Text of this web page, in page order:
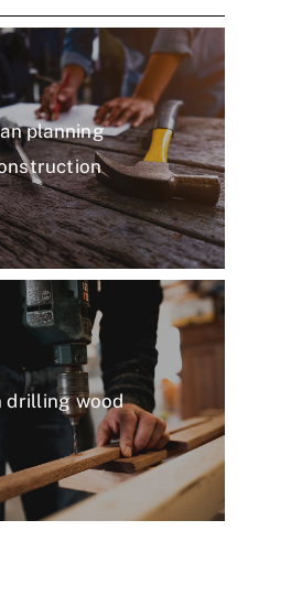
planning
drilling wood